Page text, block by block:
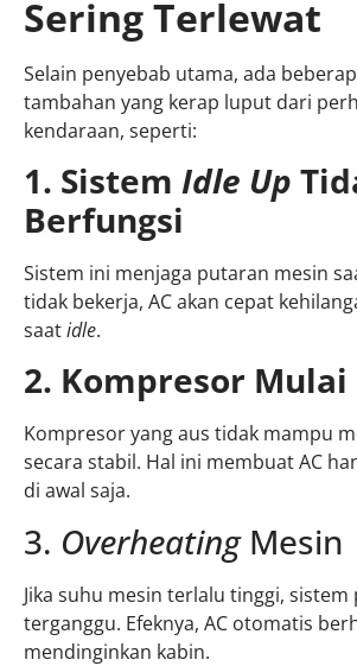
Sering Terlewat
Selain penyebab utama, ada
tambahan yang kerap luput dari
kendaraan, seperti:
1. Sistem Idle Up
Berfungsi
Sistem ini menjaga putaran mesin
tidak bekerja, AC akan cepat
saatidle.
2. Kompresor Mulai
Kompresor yang aus tidak mampu
secara stabil. Hal ini membuat AC
di awal saja.
3. OverheatingMesin
Jika suhu mesin terlalu tinggi, sistem
terganggu. Efeknya, AC otomatis
mendinginkan kabin.